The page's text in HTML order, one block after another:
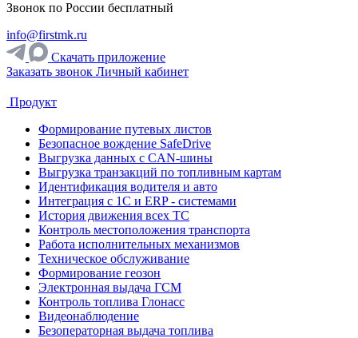
Звонок по России бесплатный
info@firstmk.ru
Скачать приложение
Заказать звонок Личный кабинет
Продукт
Формирование путевых листов
Безопасное вождение SafeDrive
Выгрузка данных с CAN-шины
Выгрузка транзакций по топливным картам
Идентификация водителя и авто
Интеграция с 1С и ERP - системами
История движения всех ТС
Контроль местоположения транспорта
Работа исполнительных механизмов
Техническое обслуживание
Формирование геозон
Электронная выдача ГСМ
Контроль топлива Глонасс
Видеонаблюдение
Безоператорная выдача топлива